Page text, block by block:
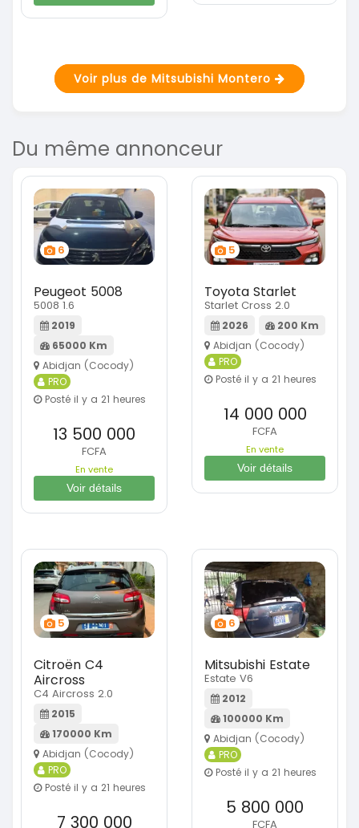
Voir plus de Mitsubishi Montero
Du même annonceur
6
Peugeot 5008
5008 1.6
2019
65000 Km
Abidjan (Cocody)
PRO
Posté il y a 21 heures
13 500 000
FCFA
En vente
Voir détails
5
Toyota Starlet
Starlet Cross 2.0
2026
200 Km
Abidjan (Cocody)
PRO
Posté il y a 21 heures
14 000 000
FCFA
En vente
Voir détails
5
Citroën C4
Aircross
C4 Aircross 2.0
2015
170000 Km
Abidjan (Cocody)
PRO
Posté il y a 21 heures
7 300 000
6
Mitsubishi Estate
Estate V6
2012
100000 Km
Abidjan (Cocody)
PRO
Posté il y a 21 heures
5 800 000
FCFA